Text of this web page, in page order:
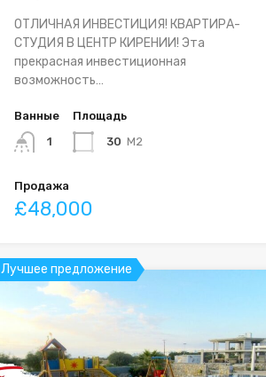
ОТЛИЧНАЯ ИНВЕСТИЦИЯ! КВАРТИРА-
СТУДИЯ В ЦЕНТР КИРЕНИИ! Эта
прекрасная инвестиционная
возможность…
Ванные
1
Площадь
30 M2
Продажа
£48,000
Лучшее предложение